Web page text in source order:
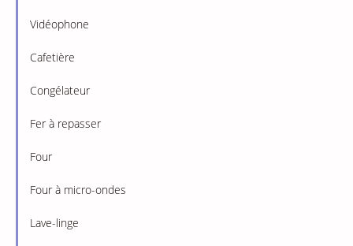
Vidéophone
Cafetière
Congélateur
Fer à repasser
Four
Four à micro-ondes
Lave-linge